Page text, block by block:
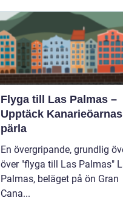
Flyga till Las Palmas –
Upptäck Kanarieöarnas
pärla
En övergripande, grundlig
över "flyga till Las Palmas" Las
Palmas, beläget på ön Gran
Cana...